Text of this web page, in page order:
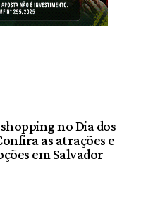
no Dia dos
as atrações e
em Salvador